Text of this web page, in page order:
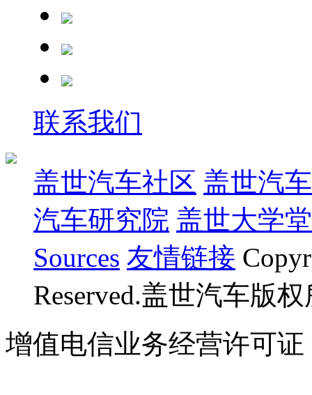
联系我们
盖世汽车社区 盖世汽
汽车研究院 盖世大学堂
Sources 友情链接
Reserved.盖世汽车版
增值电信业务经营许可证